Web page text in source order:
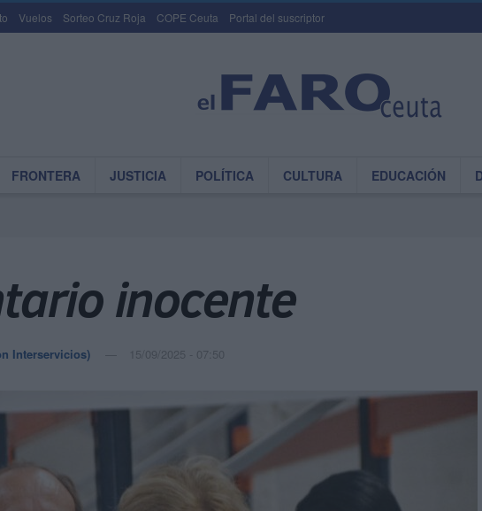
Vuelos Sorteo Cruz Roja COPE Ceuta Portal del suscriptor
FRONTERA JUSTICIA POLÍTICA CULTURA EDUCACIÓN
inocente
Interservicios) 15/09/2025 - 07:50